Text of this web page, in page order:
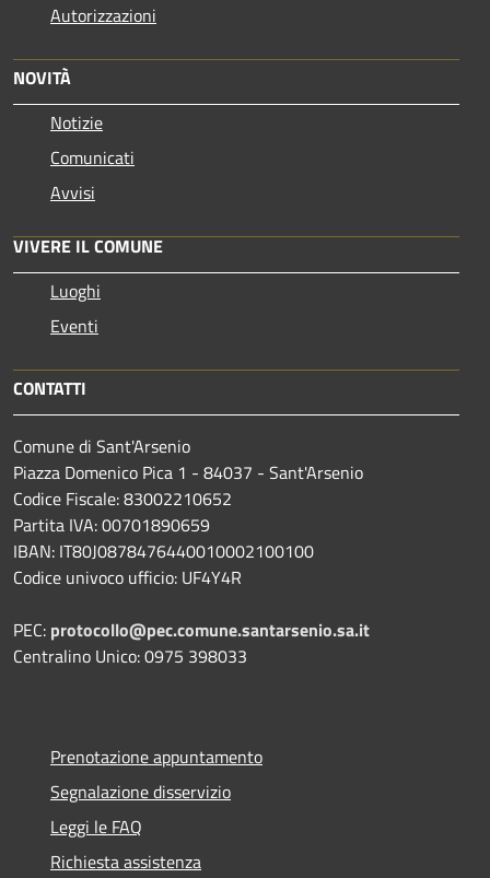
Autorizzazioni
NOVITÀ
Notizie
Comunicati
Avvisi
VIVERE IL COMUNE
Luoghi
Eventi
CONTATTI
Comune di Sant'Arsenio
Piazza Domenico Pica 1 - 84037 - Sant'Arsenio
Codice Fiscale: 83002210652
Partita IVA: 00701890659
IBAN: IT80J0878476440010002100100
Codice univoco ufficio: UF4Y4R
PEC: protocollo@pec.comune.santarsenio.sa.it
Centralino Unico: 0975 398033
Prenotazione appuntamento
Segnalazione disservizio
Leggi le FAQ
Richiesta assistenza